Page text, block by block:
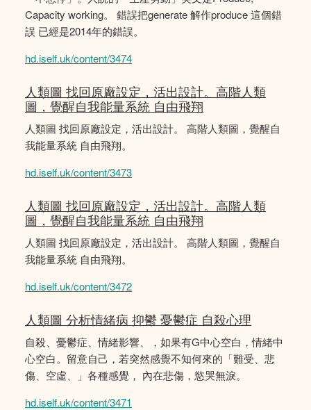
Capacity working。 錯誤把generate 解作produce 這個錯
誤 已經是2014年的錯誤。
hd.iself.uk/content/3474
人類圖 找回原廠設定，活出設計。高階人類
圖，覺醒自我能量系統 自由飛翔
人類圖 找回原廠設定，活出設計。 高階人類圖，覺醒自
我能量系統 自由飛翔。
hd.iself.uk/content/3473
人類圖 找回原廠設定，活出設計。高階人類
圖，覺醒自我能量系統 自由飛翔
人類圖 找回原廠設定，活出設計。 高階人類圖，覺醒自
我能量系統 自由飛翔。
hd.iself.uk/content/3472
人類圖 分析情緒病 抑鬱 憂鬱症 自殺心理
自殺、憂鬱症、情緒影響、，如果有G中心空白，情緒中
心空白。留意自己，若突然感覺不知何來的「難受、悲
傷、空虛、」各種感覺， 內在悲傷，慾哭無淚。
hd.iself.uk/content/3471